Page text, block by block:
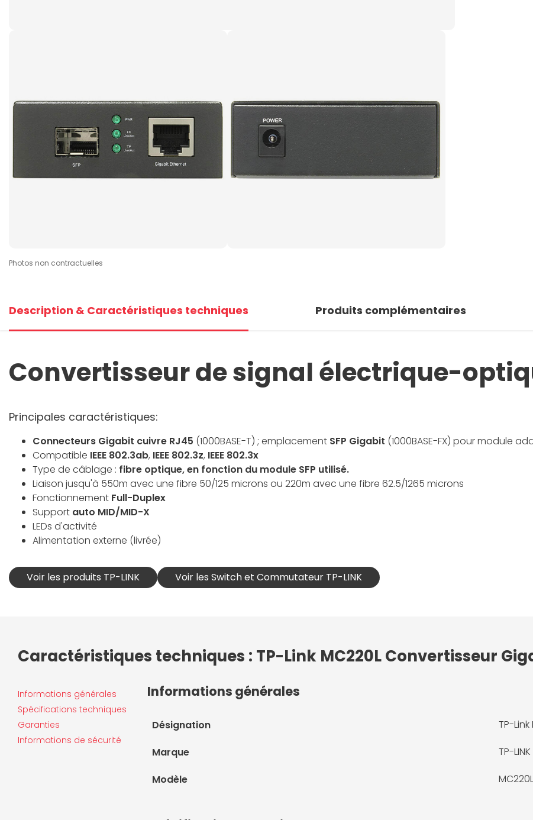
Photos non contractuelles
Description & Caractéristiques techniques Produits complémentaires
Convertisseur de signal électrique-
Principales caractéristiques:
Connecteurs Gigabit cuivre RJ45 (1000BASE-T) ; emplacement SFP Gigabit (1000BASE-FX) pour module
Compatible IEEE 802.3ab, IEEE 802.3z, IEEE 802.3x
Type de câblage : fibre optique, en fonction du module SFP utilisé.
Liaison jusqu'à 550m avec une fibre 50/125 microns ou 220m avec une fibre 62.5/1265 microns
Fonctionnement Full-Duplex
Support auto MID/MID-X
LEDs d'activité
Alimentation externe (livrée)
Voir les produits TP-LINK Voir les Switch et Commutateur TP-LINK
Caractéristiques techniques : TP-Link MC220L Convertisseur
Informations générales
Spécifications techniques
Garanties
Informations de sécurité
Informations générales
Désignation TP-
Marque TP-LINK
Modèle MC220L